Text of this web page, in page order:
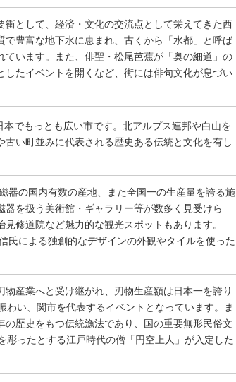
として、経済・文化の交流点として栄えてきた西
豊富な地下水に恵まれ、古くから「水都」と呼ば
います。また、俳聖・松尾芭蕉が「奥の細道」の
たイベントを開くなど、街には俳句文化が息づい
本でもっとも広い市です。北アルプス連邦や白山を
い町並みに代表される歴史ある伝統と文化を有し
器の国内有数の産地、また全国一の生産量を誇る施
を扱う美術館・ギャラリー等が数多く見受けら
修道院など魅力的な観光スポットもあります。
氏による独創的なデザインの外観やタイルを使った
産業へと受け継がれ、刃物生産額は日本一を誇り
い、関市を代表するイベントとなっています。ま
歴史をもつ伝統漁法であり、国の重要無形民俗文
ったとする江戸時代の僧「円空上人」が入定した